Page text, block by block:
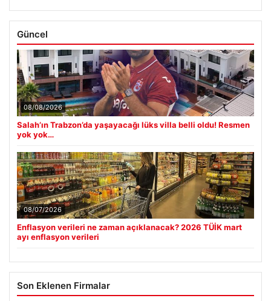
Güncel
08/08/2026
Salah’ın Trabzon’da yaşayacağı lüks villa belli oldu! Resmen
yok yok…
08/07/2026
Enflasyon verileri ne zaman açıklanacak? 2026 TÜİK mart
ayı enflasyon verileri
Son Eklenen Firmalar